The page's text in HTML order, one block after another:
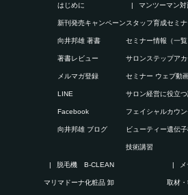
はじめに
新刊発売キャンペーン
向井邦雄 著書
著書レビュー
メルマガ登録
LINE
Facebook
向井邦雄 ブログ
マンツーマン
スタッフ育成セミナ
セミナー情報（一覧
サロンステップア
セミナー ウェブ動
サロン経営に役立
フェイシャルカ
ビューティー遺伝
技術講習
脱毛機 B-CLEAN
マリマドーナ化粧品 卸 取材